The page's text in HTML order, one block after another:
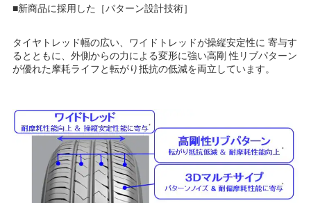
■新商品に採用した［パターン設計技術］
タイヤトレッド幅の広い、ワイドトレッドが操縦安定性に 寄与す
るとともに、外側からの力による変形に強い高剛 性リブパターン
が優れた摩耗ライフと転がり抵抗の低減を両立しています。